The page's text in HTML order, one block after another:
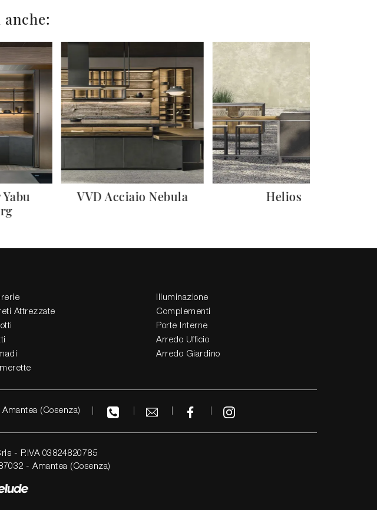
VVD Acciaio Nebula Helios
Attrezzate
Illuminazione
Complementi
Porte Interne
Arredo Ufficio
Arredo Giardino
(Cosenza)
- P.IVA 03824820785
- Amantea (Cosenza)